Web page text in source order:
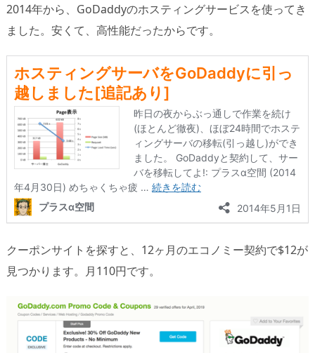
2014年から、GoDaddyのホスティングサービスを使ってき
ました。安くて、高性能だったからです。
クーポンサイトを探すと、12ヶ月のエコノミー契約で$12が
見つかります。月110円です。